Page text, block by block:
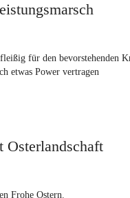
für den bevorstehenden
etwas Power vertragen
Osterlandschaft
Frohe Ostern.